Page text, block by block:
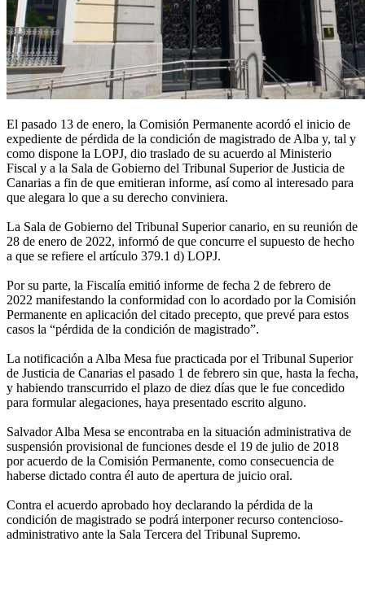
El pasado 13 de enero, la Comisión Permanente acordó el inicio de
expediente de pérdida de la condición de magistrado de Alba y, tal y
como dispone la LOPJ, dio traslado de su acuerdo al Ministerio
Fiscal y a la Sala de Gobierno del Tribunal Superior de Justicia de
Canarias a fin de que emitieran informe, así como al interesado para
que alegara lo que a su derecho conviniera.
La Sala de Gobierno del Tribunal Superior canario, en su reunión de
28 de enero de 2022, informó de que concurre el supuesto de hecho
a que se refiere el artículo 379.1 d) LOPJ.
Por su parte, la Fiscalía emitió informe de fecha 2 de febrero de
2022 manifestando la conformidad con lo acordado por la Comisión
Permanente en aplicación del citado precepto, que prevé para estos
casos la “pérdida de la condición de magistrado”.
La notificación a Alba Mesa fue practicada por el Tribunal Superior
de Justicia de Canarias el pasado 1 de febrero sin que, hasta la fecha,
y habiendo transcurrido el plazo de diez días que le fue concedido
para formular alegaciones, haya presentado escrito alguno.
Salvador Alba Mesa se encontraba en la situación administrativa de
suspensión provisional de funciones desde el 19 de julio de 2018
por acuerdo de la Comisión Permanente, como consecuencia de
haberse dictado contra él auto de apertura de juicio oral.
Contra el acuerdo aprobado hoy declarando la pérdida de la
condición de magistrado se podrá interponer recurso contencioso-
administrativo ante la Sala Tercera del Tribunal Supremo.